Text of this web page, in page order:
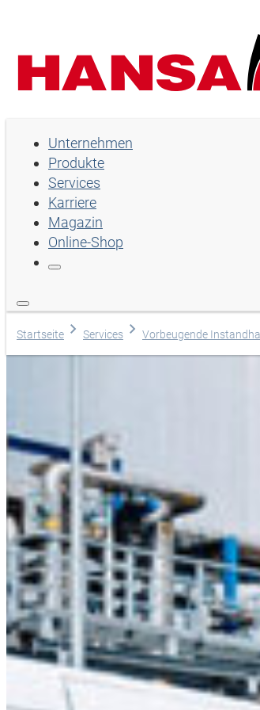
Unternehmen
Produkte
Services
Karriere
Magazin
Online-Shop
Startseite Services Vorbeugende
benötigen Sie
Telefon
+385 1
Mo - Fr
Sa
Sonn- und
Unternehmen
Produkte
Services
Karriere
Sprache wählen
Hilfe und Kontakt